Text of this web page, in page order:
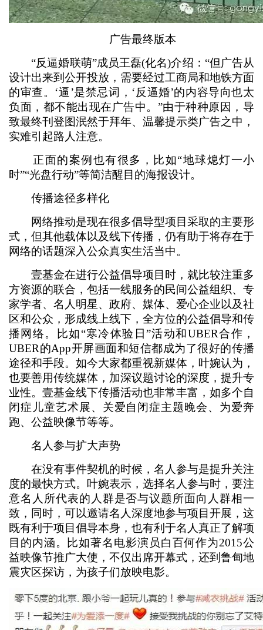
广告最终版本
“反逼婚联萌”成员王磊(化名)介绍：“但广告从
设计出来到公开投放，需要经过工商局和地铁方面
的审查。‘逼’是禁忌词，‘反逼婚’的内容导向也太
负面，都不能出现在广告中。”由于种种原因，导
致最终刊登图泯然于拜年、温馨提示类广告之中，
实难引起路人注意。
正面的案例也有很多，比如“地球熄灯一小
时”“光盘行动”等简洁醒目的海报设计。
传播途径多样化
网络推动是现在很多倡导型项目采取的主要形
式，但其他载体以及线下传播，仍有助于将存在于
网络的话题深入公众真实生活当中。
壹基金在进行公益倡导项目时，就比较注重多
方资源的联合，包括一线服务的民间公益组织、专
家学者、名人明星、政府、媒体、爱心企业以及社
区和公众，形成线上线下，全方位的公益倡导和传
播网络。比如“寒冷体验日”活动和UBER合作，
UBER的App开屏画面和短信都成为了很好的传播
途径和手段。如今大家都重视新媒体，叶婉认为，
也要善用传统媒体，加深议题讨论的深度，提升专
业性。壹基金线下传播活动也非常丰富，如多个自
闭症儿童艺术展、关爱自闭症主题晚会、为爱奔
跑、公益映像节等等。
名人参与扩大声势
在没有事件契机的时候，名人参与是提升关注
度的最快方式。叶婉表示，选择名人参与时，要注
意名人所代表的人群是否与议题所面向人群相一
致，同时，可以邀请名人深度地参与项目开展，这
既有利于项目倡导本身，也有利于名人真正了解项
目的内涵。比如著名电影演员白百何作为2015公
益映像节推广大使，不仅出席开幕式，还到鲁甸地
震灾区探访，为孩子们放映电影。